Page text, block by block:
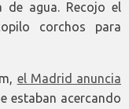
de agua. Recojo el
corchos para
el Madrid anuncia
estaban acercando